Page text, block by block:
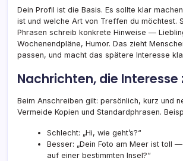
Dein Profil ist die Basis. Es sollte klar
ist und welche Art von Treffen du möchtest.
Phrasen schreib konkrete Hinweise —
Wochenendpläne, Humor. Das zieht
passen, und macht das spätere Interesse
Nachrichten, die Interesse
Beim Anschreiben gilt: persönlich, kurz und
Vermeide Kopien und Standardphrasen.
Schlecht: „Hi, wie geht’s?“
Besser: „Dein Foto am Meer ist toll
auf einer bestimmten Insel?“